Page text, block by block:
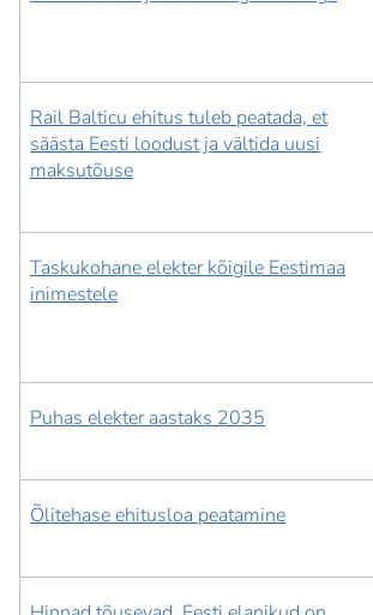
Rail Balticu ehitus tuleb peatada, et
säästa Eesti loodust ja vältida uusi
maksutõuse
Taskukohane elekter kõigile Eestimaa
inimestele
Puhas elekter aastaks 2035
Õlitehase ehitusloa peatamine